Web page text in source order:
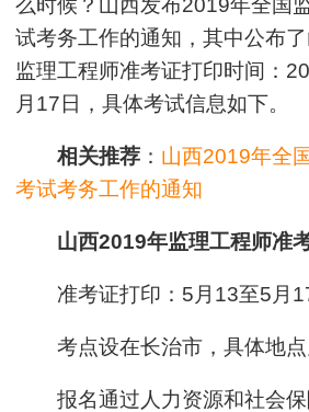
么时候？山西发布2019年全国
试考务工作的通知，其中公布
监理工程师准考证打印时间：
月17日，具体考试信息如下。
相关推荐 ： 山西2019年全
考试考务工作的通知
山西2019年监理工程师准
准考证打印：5月13至5月
考点设在长治市，具体地点
报名通过人力资源和社会保